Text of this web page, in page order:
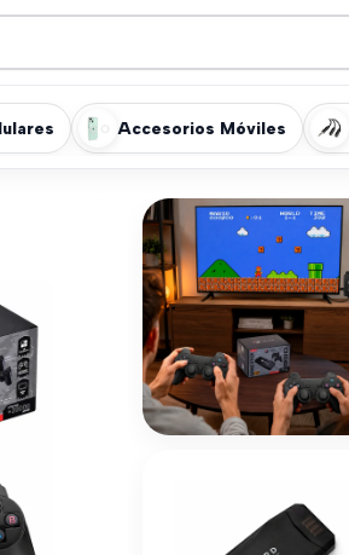
Accesorios Móviles